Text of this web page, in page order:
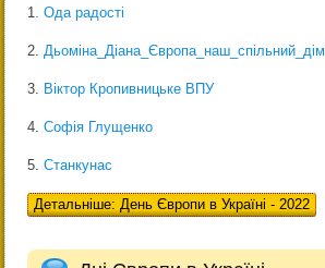
1 . Ода радості
2. Дьоміна_Діана_Європа_наш_спільний_дім
3. Віктор Кропивницьке ВПУ
4.Софія Глущенко
5.Станкунас
Детальніше: День Європи в Україні - 2022